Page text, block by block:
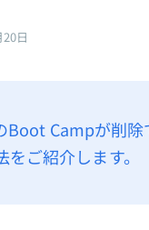
日
Boot Campが削
ご紹介します。